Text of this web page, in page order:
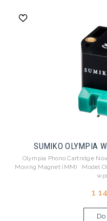
SUMIKO OLYMPIA
Olympia Phono Cartridge
Moving Magnet (MM) Model
1